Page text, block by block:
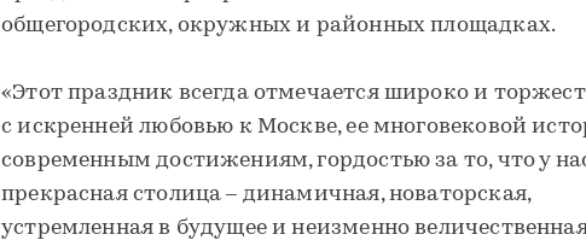
общегородских, окружных и районных площадках.
«Этот праздник всегда отмечается широко и
с искренней любовью к Москве, ее многовековой
современным достижениям, гордостью за то, что у
прекрасная столица – динамичная, новаторская,
устремленная в будущее и неизменно